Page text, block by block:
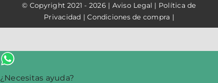
© Copyright 2021 - 2026 | Aviso Legal | Política de
Privacidad |Condiciones de compra |
¿Necesitas ayuda?